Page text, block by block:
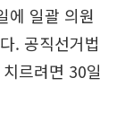
에 일괄 의원
. 공직선거법
르려면 30일